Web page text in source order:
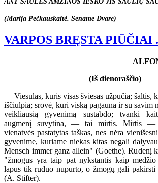
(Marija Pečkauskaitė. Sename Dvare)
VARPOS BRĘSTA PIŪČIAI
(Iš dienoraščio)
Viesulas, kuris visas šviesas užpučia; šaltis,
iščiulpia; srovė, kuri viską pagauna ir su savim
veikliausią gyvenimą sustabdo; tvanki
augmenį suvytina, — tai mirtis. Mirtis —
vienatvės pastatytas taškas, nes nėra
gyvenime, kuriame niekas kitas negali
Mensch immer ganz allein" (Goethe). Rudenį
"žmogus yra taip pat nykstantis kaip medžio
lapus tik ruduo nupurto, o žmogų gali
(A. Stifter).